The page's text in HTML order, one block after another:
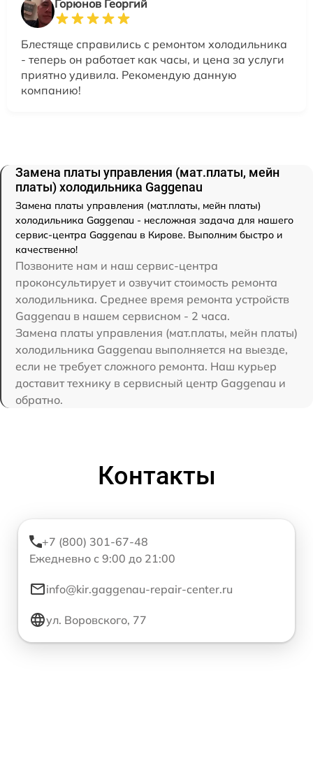
Горюнов Георгий
Блестяще справились с ремонтом холодильника
- теперь он работает как часы, и цена за услуги
приятно удивила. Рекомендую данную
компанию!
Замена платы управления (мат.платы, мейн
платы) холодильника Gaggenau
Замена платы управления (мат.платы, мейн платы)
холодильника Gaggenau - несложная задача для нашего
сервис-центра Gaggenau в Кирове. Выполним быстро и
качественно!
Позвоните нам и наш сервис-центра
проконсультирует и озвучит стоимость ремонта
холодильника. Среднее время ремонта устройств
Gaggenau в нашем сервисном - 2 часа.
Замена платы управления (мат.платы, мейн платы)
холодильника Gaggenau выполняется на выезде,
если не требует сложного ремонта. Наш курьер
доставит технику в сервисный центр Gaggenau и
обратно.
Контакты
+7 (800) 301-67-48
Ежедневно с 9:00 до 21:00
info@kir.gaggenau-repair-center.ru
ул. Воровского, 77